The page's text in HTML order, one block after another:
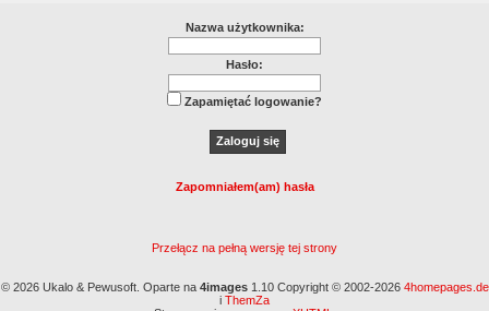
Nazwa użytkownika:
Hasło:
Zapamiętać logowanie?
Zapomniałem(am) hasła
Przełącz na pełną wersję tej strony
© 2026 Ukalo & Pewusoft. Oparte na 4images1.10 Copyright © 2002-2026 4homepages.de
i ThemZa